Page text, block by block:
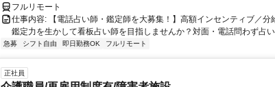
フルリモート
仕事内容: 【電話占い師・鑑定師を大募集！】高額インセンティブ／
鑑定力を生かして看板占い師を目指しませんか？対面・電話問わず占
急募 シフト自由 即日勤務OK フルリモート
正社員